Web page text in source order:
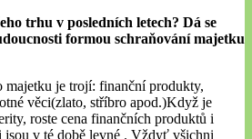
trhu v posledních letech? Dá se
formou schraňování majetku
majetku je trojí: finanční produkty,
věci(zlato, stříbro apod.)Když je
roste cena finančních produktů i
jsou v té době levné . Vždyť všichni